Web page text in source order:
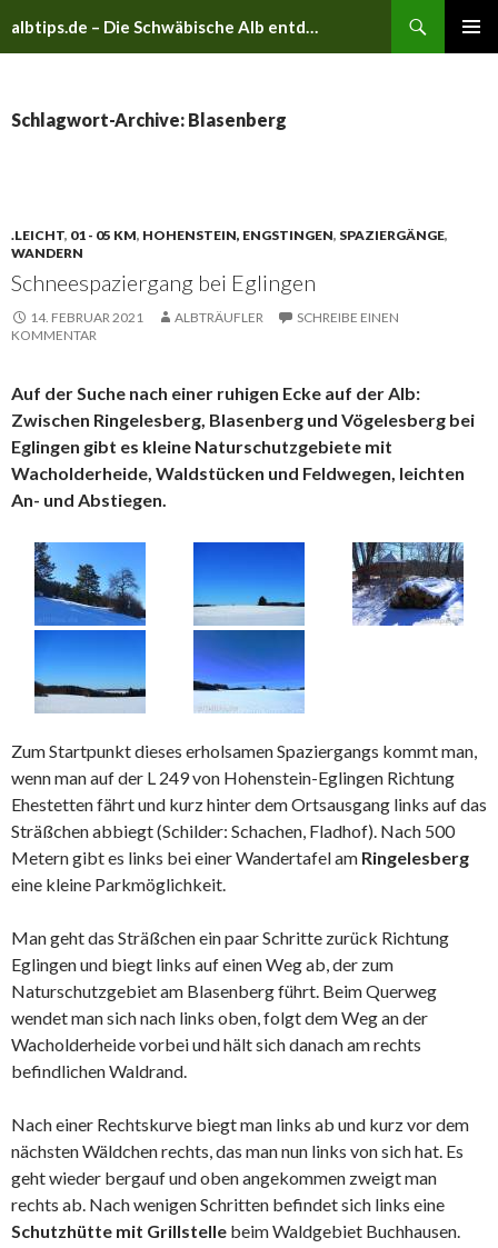
albtips.de – Die Schwäbische Alb entdecken
Schlagwort-Archive: Blasenberg
.LEICHT, 01 - 05 KM, HOHENSTEIN, ENGSTINGEN, SPAZIERGÄNGE,
WANDERN
Schneespaziergang bei Eglingen
14. FEBRUAR 2021 ALBTRÄUFLER
SCHREIBE EINEN
KOMMENTAR
Auf der Suche nach einer ruhigen Ecke auf der Alb:
Zwischen Ringelesberg, Blasenberg und Vögelesberg bei
Eglingen gibt es kleine Naturschutzgebiete mit
Wacholderheide, Waldstücken und Feldwegen, leichten
An- und Abstiegen.
Zum Startpunkt dieses erholsamen Spaziergangs kommt man,
wenn man auf der L 249 von Hohenstein-Eglingen Richtung
Ehestetten fährt und kurz hinter dem Ortsausgang links auf das
Sträßchen abbiegt (Schilder: Schachen, Fladhof). Nach 500
Metern gibt es links bei einer Wandertafel am Ringelesberg
eine kleine Parkmöglichkeit.
Man geht das Sträßchen ein paar Schritte zurück Richtung
Eglingen und biegt links auf einen Weg ab, der zum
Naturschutzgebiet am Blasenberg führt. Beim Querweg
wendet man sich nach links oben, folgt dem Weg an der
Wacholderheide vorbei und hält sich danach am rechts
befindlichen Waldrand.
Nach einer Rechtskurve biegt man links ab und kurz vor dem
nächsten Wäldchen rechts, das man nun links von sich hat. Es
geht wieder bergauf und oben angekommen zweigt man
rechts ab. Nach wenigen Schritten befindet sich links eine
Schutzhütte mit Grillstelle beim Waldgebiet Buchhausen.